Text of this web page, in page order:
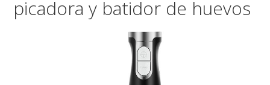
picadora y batidor de huevos